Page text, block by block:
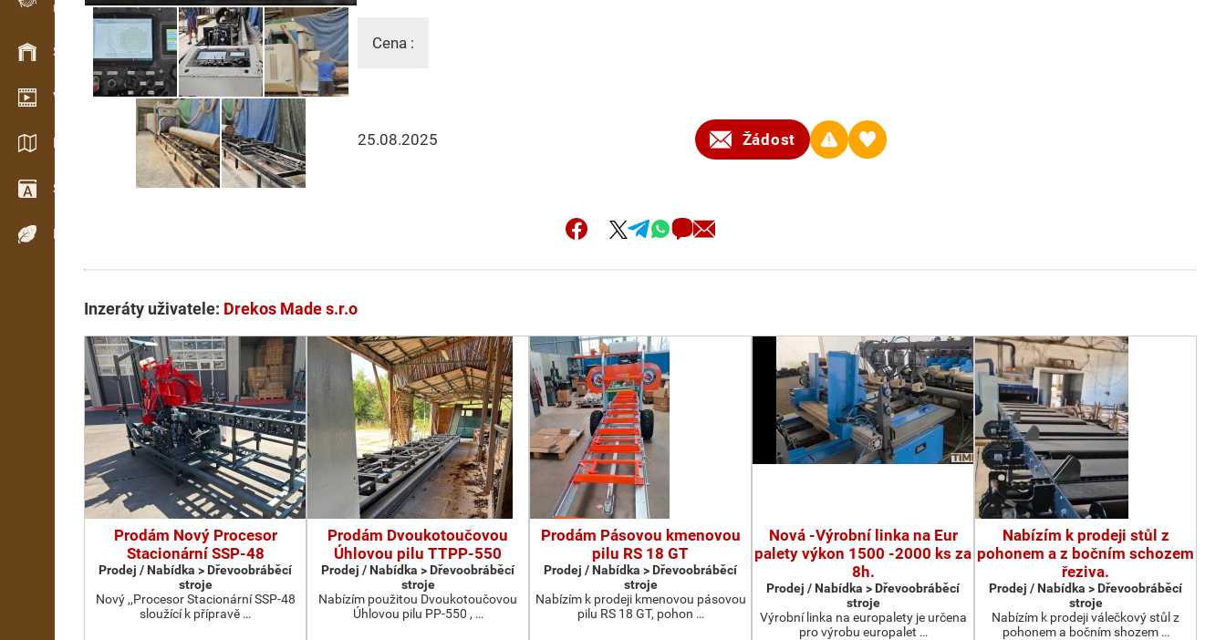
Evidence dřeva v terénu
Skladové hospodářství
Video showroom
Katalogy / Brožury
Slovník
Dřeviny
Cena :
25.08.2025 Žádost
Inzeráty uživatele: Drekos Made s.r.o
Prodám Nový Procesor
Stacionární SSP-48
Prodej / Nabídka > Dřevoobráběcí
stroje
Nový ,,Procesor Stacionární SSP-48
sloužící k přípravě …
Prodám Dvoukotoučovou
Úhlovou pilu TTPP-550
Prodej / Nabídka > Dřevoobráběcí
stroje
Nabízím použitou Dvoukotoučovou
Úhlovou pilu PP-550 , …
Prodám Pásovou kmenovou
pilu RS 18 GT
Prodej / Nabídka > Dřevoobráběcí
stroje
Nabízím k prodeji kmenovou pásovou
pilu RS 18 GT, pohon …
Nová -Výrobní linka na Eur
palety výkon 1500 -2000 ks za
8h.
Prodej / Nabídka > Dřevoobráběcí
stroje
Výrobní linka na europalety je určena
pro výrobu europalet …
Nabízím k prodeji stůl z
pohonem a z bočním schozem
řeziva.
Prodej / Nabídka > Dřevoobráběcí
stroje
Nabízím k prodeji válečkový stůl z
pohonem a bočním shozem …